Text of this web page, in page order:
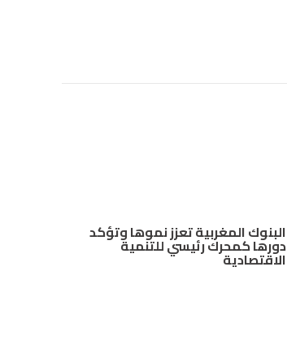
البنوك المغربية تعزز نموها وتؤكد
دورها كمحرك رئيسي للتنمية
الاقتصادية